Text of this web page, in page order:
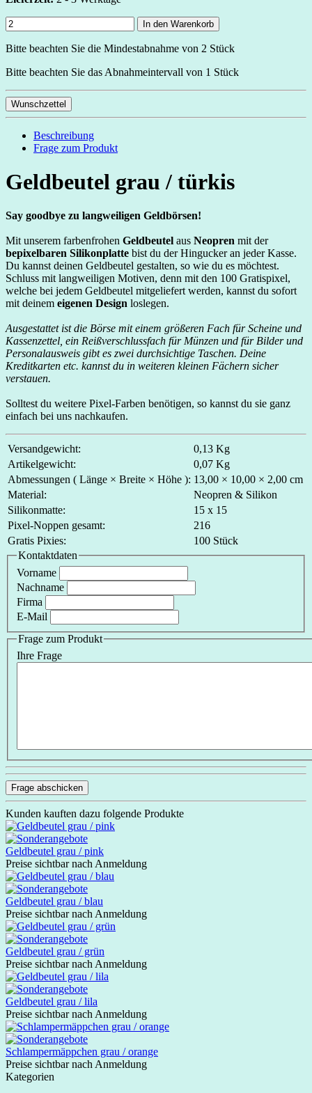
In den Warenkorb
Bitte beachten Sie die Mindestabnahme von 2 Stück
Bitte beachten Sie das Abnahmeintervall von 1 Stück
Wunschzettel
Beschreibung
Frage zum Produkt
Geldbeutel grau / türkis
Say goodbye zu langweiligen Geldbörsen!
Mit unserem farbenfrohen Geldbeutel aus Neopren mit der
bepixelbaren Silikonplatte bist du der Hingucker an jeder Kasse.
Du kannst deinen Geldbeutel gestalten, so wie du es möchtest.
Schluss mit langweiligen Motiven, denn mit den 100 Gratispixel,
welche bei jedem Geldbeutel mitgeliefert werden, kannst du sofort
mit deinem eigenen Design loslegen.
Ausgestattet ist die Börse mit einem größeren Fach für Scheine und
Kassenzettel, ein Reißverschlussfach für Münzen und für Bilder und
Personalausweis gibt es zwei durchsichtige Taschen. Deine
Kreditkarten etc. kannst du in weiteren kleinen Fächern sicher
verstauen.
Solltest du weitere Pixel-Farben benötigen, so kannst du sie ganz
einfach bei uns nachkaufen.
Versandgewicht:
0,13 Kg
Artikelgewicht:
0,07 Kg
Abmessungen ( Länge × Breite × Höhe ): 13,00 × 10,00 × 2,00 cm
Material:
Neopren & Silikon
Silikonmatte:
15 x 15
Pixel-Noppen gesamt:
216
Gratis Pixies:
100 Stück
Kontaktdaten
Vorname
Nachname
Firma
E-Mail
Frage zum Produkt
Ihre Frage
Frage abschicken
Kunden kauften dazu folgende Produkte
Geldbeutel grau / pink
Preise sichtbar nach Anmeldung
Geldbeutel grau / blau
Preise sichtbar nach Anmeldung
Geldbeutel grau / grün
Preise sichtbar nach Anmeldung
Geldbeutel grau / lila
Preise sichtbar nach Anmeldung
Schlampermäppchen grau / orange
Preise sichtbar nach Anmeldung
Kategorien